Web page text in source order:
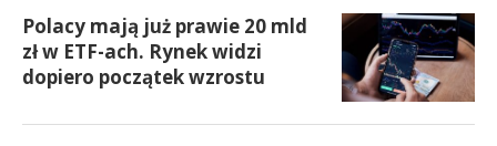
Polacy mają już prawie 20 mld
zł w ETF-ach. Rynek widzi
dopiero początek wzrostu